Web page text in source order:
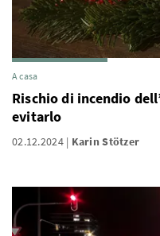
A casa
Rischio di incendio
evitarlo
02.12.2024 Karin Stötzer